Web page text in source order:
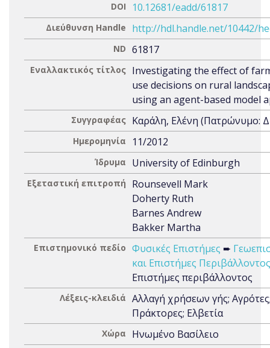
DOI 10.12681/eadd/61817
Διεύθυνση Handle http://hdl.handle.net/10442/
ND 61817
Εναλλακτικός τίτλος Investigating the effect of
use decisions on rural
using an agent-based model
Συγγραφέας Καράλη, Ελένη (Πατρώνυμο:
Ημερομηνία 11/2012
Ίδρυμα University of Edinburgh
Εξεταστική επιτροπή
Rounsevell Mark
Doherty Ruth
Barnes Andrew
Bakker Martha
Επιστημονικό πεδίο Φυσικές Επιστήμες ➨
και Επιστήμες Περιβάλλοντος
Επιστήμες περιβάλλοντος
Λέξεις-κλειδιά Αλλαγή χρήσεων γής;
Πράκτορες; Ελβετία
Χώρα Ηνωμένο Βασίλειο